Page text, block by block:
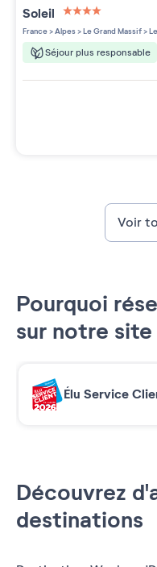
Soleil
4 étoiles sur 5
France>Alpes>Le Grand Massif>
Séjour plus responsable
Voir
Pourquoi
sur notre site
Élu Service
Découvrez
destinations